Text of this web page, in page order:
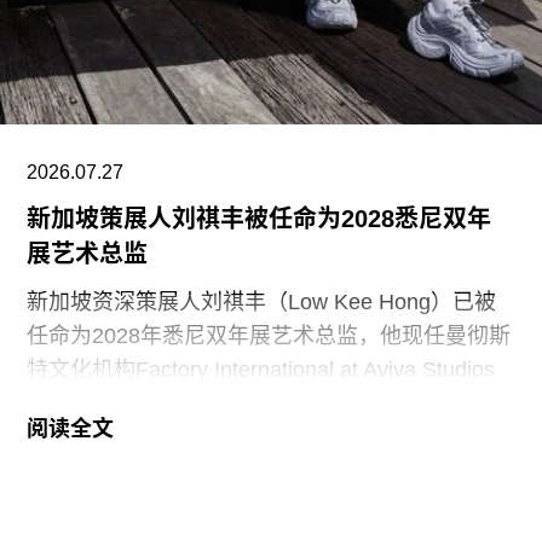
另一项重要作品是赛纳察洛市政厅（Säynätsalo
Town Hall），由阿尔瓦·阿尔托与艾丽莎·阿尔托于
1952年共同完成。艾诺于1949年去世后，阿尔瓦
与艾丽莎结婚。两人还共同建造了位于派延奈湖
（Lake
2026.07.27
新加坡策展人刘祺丰被任命为2028悉尼双年
展艺术总监
新加坡资深策展人刘祺丰（Low Kee Hong）已被
任命为2028年悉尼双年展艺术总监，他现任曼彻斯
特文化机构Factory International at Aviva Studios
阅读全文